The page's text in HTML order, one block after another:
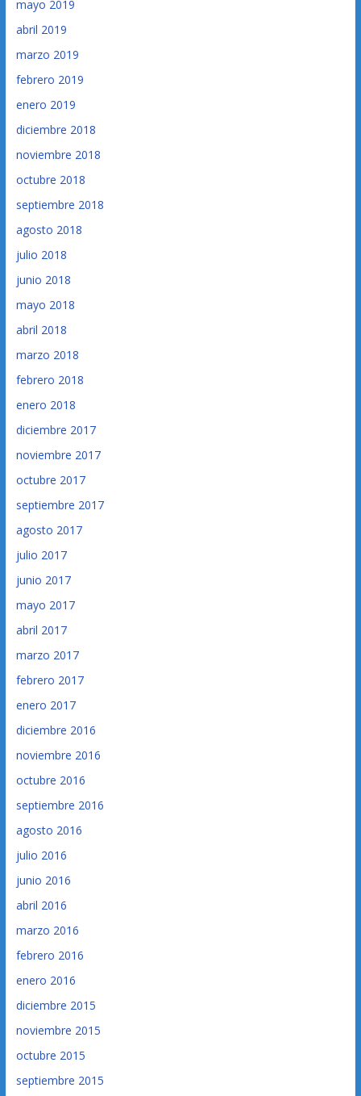
mayo 2019
abril 2019
marzo 2019
febrero 2019
enero 2019
diciembre 2018
noviembre 2018
octubre 2018
septiembre 2018
agosto 2018
julio 2018
junio 2018
mayo 2018
abril 2018
marzo 2018
febrero 2018
enero 2018
diciembre 2017
noviembre 2017
octubre 2017
septiembre 2017
agosto 2017
julio 2017
junio 2017
mayo 2017
abril 2017
marzo 2017
febrero 2017
enero 2017
diciembre 2016
noviembre 2016
octubre 2016
septiembre 2016
agosto 2016
julio 2016
junio 2016
abril 2016
marzo 2016
febrero 2016
enero 2016
diciembre 2015
noviembre 2015
octubre 2015
septiembre 2015